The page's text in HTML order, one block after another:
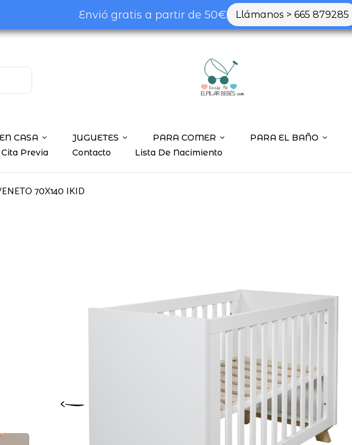
Envió gratis a partir de 50€ Llámanos > 665 879285
EN CASA JUGUETES PARA COMER PARA EL BAÑO
Cita Previa Contacto Lista De Nacimiento
70X140 IKID